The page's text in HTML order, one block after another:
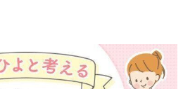
接種できるものも】妊婦の感染症対策